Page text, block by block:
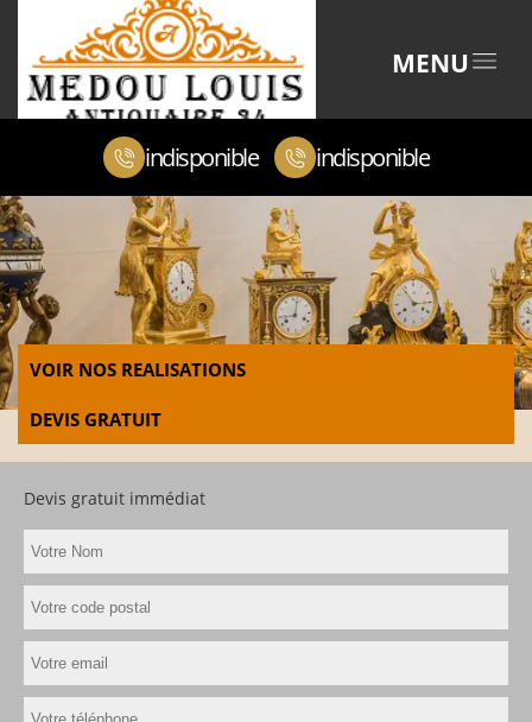
MENU
indisponible indisponible
VOIR NOS REALISATIONS
DEVIS GRATUIT
Devis gratuit immédiat